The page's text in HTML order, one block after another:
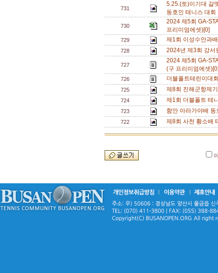
731
5.25.(토)이기대 갈
동호인 테니스 대
730
2024 제5회 GA-
프리미엄에셋)[0]
729 제1회 이성수안과
728 2024년 제3회 강
727
2024 제5회 GA-
(구 프리미엄에셋
726 더블폴트테린이대
725 제8회 진해군항제
724 제1회 더블폴트 테
723 함안 아라가야배
722 제8회 사천 황소배